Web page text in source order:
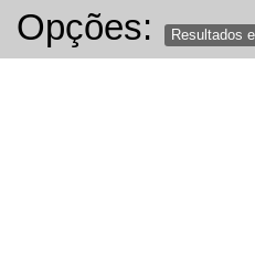
Opções: Resultados